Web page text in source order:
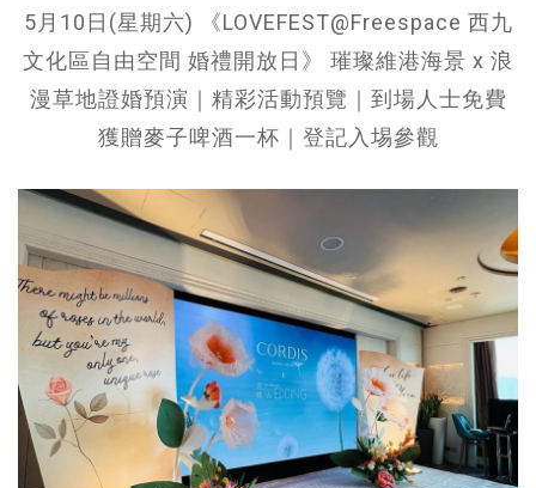
5月10日(星期六) 《LOVEFEST@Freespace 西九
文化區自由空間 婚禮開放日》 璀璨維港海景 x 浪
漫草地證婚預演｜精彩活動預覽｜到場人士免費
獲贈麥子啤酒一杯｜登記入埸參觀